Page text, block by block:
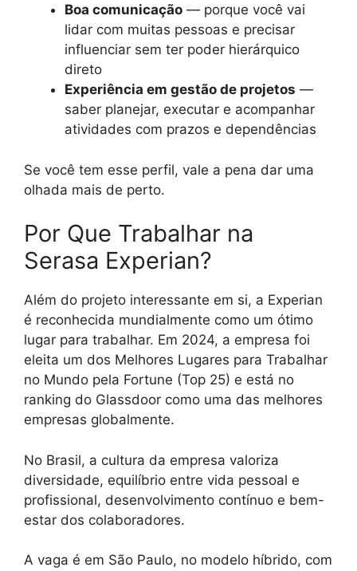
Boa comunicação — porque você vai
lidar com muitas pessoas e precisar
influenciar sem ter poder hierárquico
direto
Experiência em gestão de projetos —
saber planejar, executar e acompanhar
atividades com prazos e dependências
Se você tem esse perfil, vale a pena dar uma
olhada mais de perto.
Por Que Trabalhar na
Serasa Experian?
Além do projeto interessante em si, a Experian
é reconhecida mundialmente como um ótimo
lugar para trabalhar. Em 2024, a empresa foi
eleita um dos Melhores Lugares para Trabalhar
no Mundo pela Fortune (Top 25) e está no
ranking do Glassdoor como uma das melhores
empresas globalmente.
No Brasil, a cultura da empresa valoriza
diversidade, equilíbrio entre vida pessoal e
profissional, desenvolvimento contínuo e bem-
estar dos colaboradores.
A vaga é em São Paulo, no modelo híbrido, com